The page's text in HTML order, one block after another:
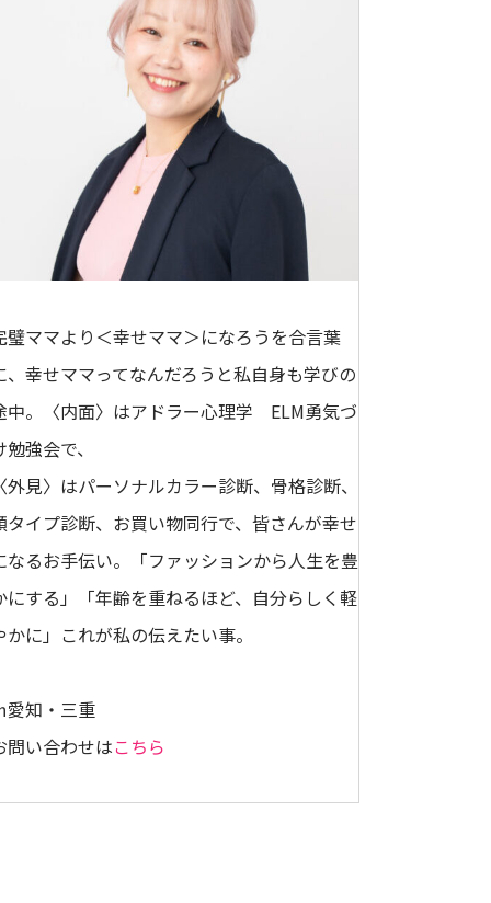
璧ママより＜幸せママ＞になろうを合言葉
、幸せママってなんだろうと私自身も学びの
中。〈内面〉はアドラー心理学 ELM勇気づ
勉強会で、
〈外見〉はパーソナルカラー診断、骨格診断、
タイプ診断、お買い物同行で、皆さんが幸せ
なるお手伝い。「ファッションから人生を豊
にする」「年齢を重ねるほど、自分らしく軽
かに」これが私の伝えたい事。
愛知・三重
問い合わせはこちら